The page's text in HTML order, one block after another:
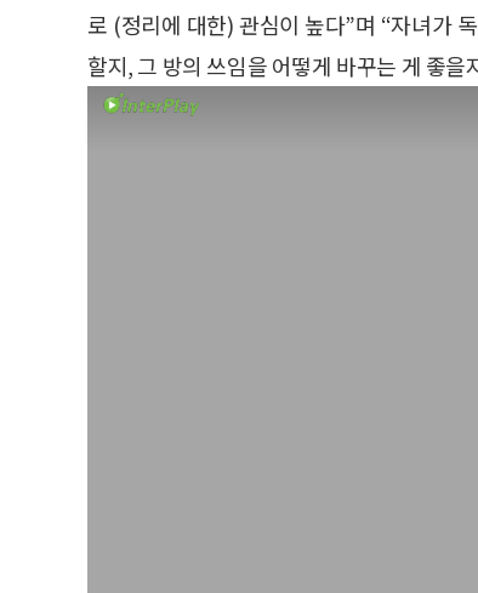
로 (정리에 대한) 관심이 높다”며 “자녀가
할지, 그 방의 쓰임을 어떻게 바꾸는 게 좋